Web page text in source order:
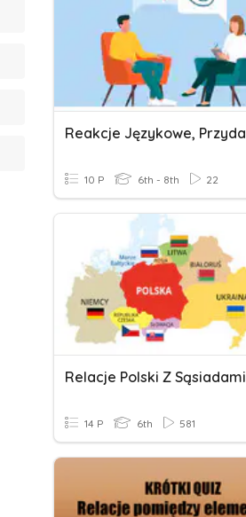
10 P 6th - 8th 22
Relacje Polski Z Sąsiadami
14 P 6th 581